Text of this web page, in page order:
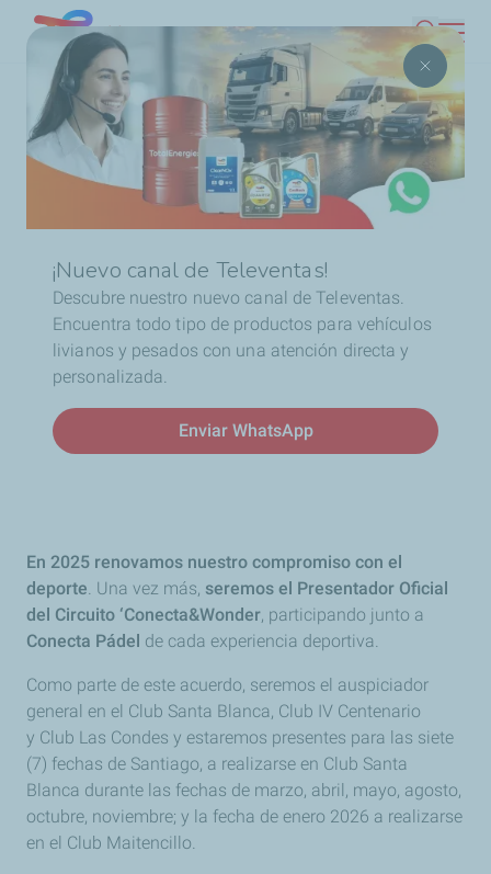
Pasar
al
contenido
principal
¡Nuevo canal de Televentas!
Descubre nuestro nuevo canal de Televentas.
Encuentra todo tipo de productos para vehículos
livianos y pesados con una atención directa y
personalizada.
Enviar WhatsApp
Chile
Buscar
Ruta
de
navegación
Inicio Sponsoring
¡TotalEnergies sigue conectado
con la energía del pádel!
¡TotalEnergies sigue
conectado con la energía
del pádel!
En 2025 renovamos nuestro compromiso con el
deporte. Una vez más, seremos el Presentador Oficial
del Circuito ‘Conecta&Wonder, participando junto a
Conecta Pádel de cada experiencia deportiva.
Como parte de este acuerdo, seremos el auspiciador
general en el Club Santa Blanca, Club IV Centenario
y Club Las Condes y estaremos presentes para las siete
(7) fechas de Santiago, a realizarse en Club Santa
Blanca durante las fechas de marzo, abril, mayo, agosto,
octubre, noviembre; y la fecha de enero 2026 a realizarse
en el Club Maitencillo.